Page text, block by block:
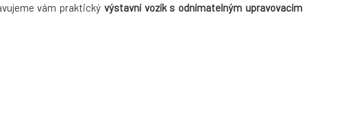
vám praktický výstavní vozík s odnímatelným upravovacím